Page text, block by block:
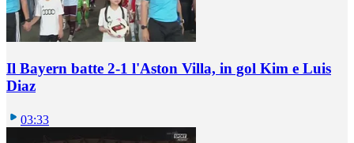
Il Bayern batte 2-1 l'Aston Villa, in gol Kim e Luis
Diaz
03:33